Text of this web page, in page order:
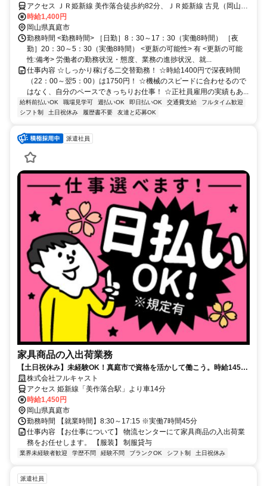
アクセス ＪＲ姫新線 美作落合徒歩約82分、ＪＲ姫新線 古見（岡山
県）徒歩約102分 【真庭総合公園】より車で5分
時給1,400円
岡山県真庭市
勤務時間 <勤務時間> ［日勤］8：30～17：30（実働8時間） ［夜
勤］20：30～5：30（実働8時間） <更新の可能性> 有 <更新の可能
性:備考> 労働者の勤務状況・態度、業務の進捗状況、就...
仕事内容 ☆しっかり稼げる二交替勤務！ ☆時給1400円で深夜時間
（22：00～翌5：00）は1750円！ ☆機械のスピードに合わせるので
はなく、自分のペースできっちりお仕事！ ☆正社員雇用の実績もあ...
給料前払いOK 職場見学可 週払いOK 即日払いOK 交通費支給
フルタイム歓迎
シフト制
土日祝休み 履歴書不要 友達と応募OK
派遣社員
家具商品の入出荷業務
【土日祝休み】未経験OK！真庭市で資格を活かして働こう。時給1450
円の高時給でしっかり稼げるお仕事。
株式会社フルキャスト
アクセス 姫新線「美作落合駅」より車14分
時給1,450円
岡山県真庭市
勤務時間 【就業時間】8:30～17:15 ※実働7時間45分
仕事内容 【お仕事について】 物流センターにて家具商品の入出荷業
務をお任せします。 【服装】 制服貸与
業界未経験者歓迎 学歴不問 経験不問 ブランクOK シフト制 土日祝休み
派遣社員